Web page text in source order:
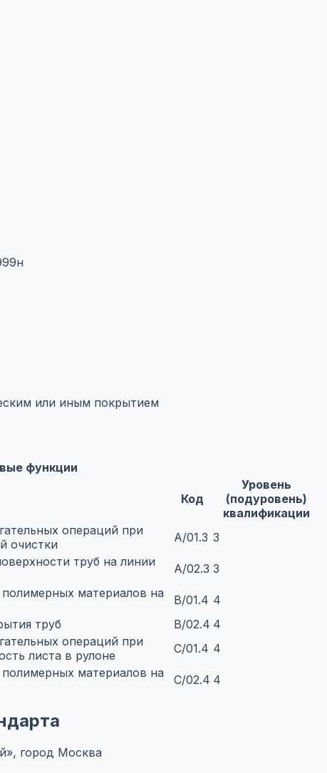
или иным покрытием
функции
Код
Уровень
(подуровень)
квалификации
операций при
очистки
A/01.3 3
труб на линии
A/02.3 3
полимерных материалов на
B/01.4 4
труб
B/02.4 4
операций при
листа в рулоне
C/01.4 4
полимерных материалов на
C/02.4 4
город Москва